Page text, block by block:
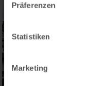
Präferenzen
Statistiken
Marketing